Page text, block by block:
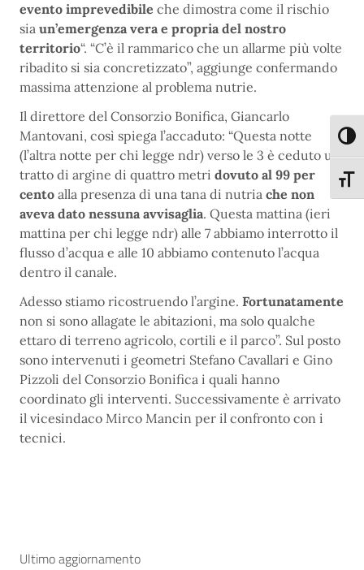
evento imprevedibile che dimostra come il rischio
sia un’emergenza vera e propria del nostro
territorio“. “C’è il rammarico che un allarme più volte
ribadito si sia concretizzato”, aggiunge confermando
massima attenzione al problema nutrie.
Il direttore del Consorzio Bonifica, Giancarlo
Mantovani, così spiega l’accaduto: “Questa notte
(l’altra notte per chi legge ndr) verso le 3 è ceduto un
tratto di argine di quattro metri dovuto al 99 per
cento alla presenza di una tana di nutria che non
aveva dato nessuna avvisaglia. Questa mattina (ieri
mattina per chi legge ndr) alle 7 abbiamo interrotto il
flusso d’acqua e alle 10 abbiamo contenuto l’acqua
dentro il canale.
Adesso stiamo ricostruendo l’argine. Fortunatamente
non si sono allagate le abitazioni, ma solo qualche
ettaro di terreno agricolo, cortili e il parco”. Sul posto
sono intervenuti i geometri Stefano Cavallari e Gino
Pizzoli del Consorzio Bonifica i quali hanno
coordinato gli interventi. Successivamente è arrivato
il vicesindaco Mirco Mancin per il confronto con i
tecnici.
Ultimo aggiornamento